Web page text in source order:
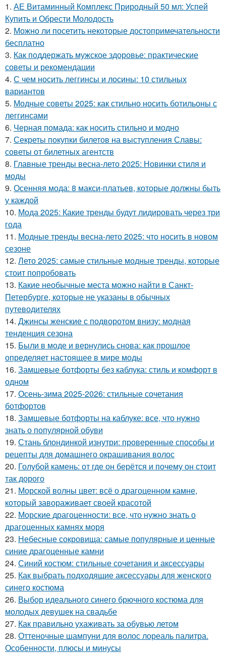
1. АЕ Витаминный Комплекс Природный 50 мл: Успей
Купить и Обрести Молодость
2. Можно ли посетить некоторые достопримечательности
бесплатно
3. Как поддержать мужское здоровье: практические
советы и рекомендации
4. С чем носить леггинсы и лосины: 10 стильных
вариантов
5. Модные советы 2025: как стильно носить ботильоны с
леггинсами
6. Черная помада: как носить стильно и модно
7. Секреты покупки билетов на выступления Славы:
советы от билетных агентств
8. Главные тренды весна-лето 2025: Новинки стиля и
моды
9. Осенняя мода: 8 макси-платьев, которые должны быть
у каждой
10. Мода 2025: Какие тренды будут лидировать через три
года
11. Модные тренды весна-лето 2025: что носить в новом
сезоне
12. Лето 2025: самые стильные модные тренды, которые
стоит попробовать
13. Какие необычные места можно найти в Санкт-
Петербурге, которые не указаны в обычных
путеводителях
14. Джинсы женские с подворотом внизу: модная
тенденция сезона
15. Были в моде и вернулись снова: как прошлое
определяет настоящее в мире моды
16. Замшевые ботфорты без каблука: стиль и комфорт в
одном
17. Осень-зима 2025-2026: стильные сочетания
ботфортов
18. Замшевые ботфорты на каблуке: все, что нужно
знать о популярной обуви
19. Стань блондинкой изнутри: проверенные способы и
рецепты для домашнего окрашивания волос
20. Голубой камень: от где он берётся и почему он стоит
так дорого
21. Морской волны цвет: всё о драгоценном камне,
который завораживает своей красотой
22. Морские драгоценности: все, что нужно знать о
драгоценных камнях моря
23. Небесные сокровища: самые популярные и ценные
синие драгоценные камни
24. Синий костюм: стильные сочетания и аксессуары
25. Как выбрать подходящие аксессуары для женского
синего костюма
26. Выбор идеального синего брючного костюма для
молодых девушек на свадьбе
27. Как правильно ухаживать за обувью летом
28. Оттеночные шампуни для волос лореаль палитра.
Особенности, плюсы и минусы